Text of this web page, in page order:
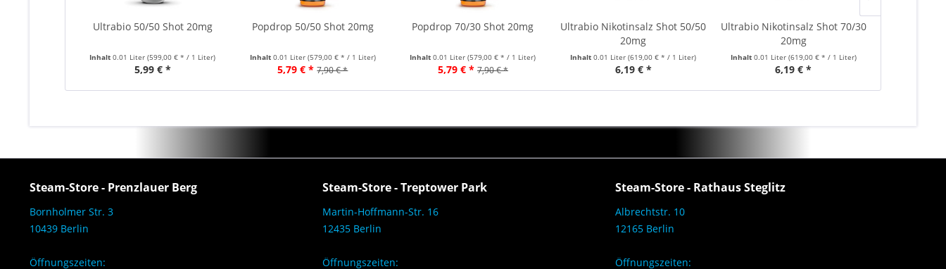
Ultrabio 50/50 Shot 20mg
Inhalt0.01 Liter(599,00 € * / 1 Liter)
5,99 € *
Popdrop 50/50 Shot 20mg
Inhalt 0.01 Liter (579,00 € * / 1 Liter)
5,79 € * 7,90 € *
Popdrop 70/30 Shot 20mg
Inhalt0.01 Liter(579,00 € * / 1 Liter)
5,79 € * 7,90 € *
Ultrabio Nikotinsalz Shot 50/50
20mg
Inhalt0.01 Liter(619,00 € * / 1 Liter)
6,19 € *
Ultrabio Nikotinsalz Shot 70/30
20mg
Inhalt 0.01 Liter (619,00 € * / 1 Liter)
6,19 € *
Steam-Store - Prenzlauer Berg
Bornholmer Str. 3
10439 Berlin
Öffnungszeiten:
Steam-Store - Treptower Park
Martin-Hoffmann-Str. 16
12435 Berlin
Öffnungszeiten:
Steam-Store - Rathaus Steglitz
Albrechtstr. 10
12165 Berlin
Öffnungszeiten: